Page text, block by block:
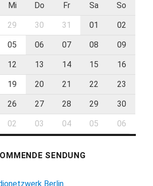
Mi Do Fr Sa So
29 30 31 01 02
05 06 07 08 09
12 13 14 15 16
19 20 21 22 23
26 27 28 29 30
02 03 04 05 06
SENDUNG
Berlin